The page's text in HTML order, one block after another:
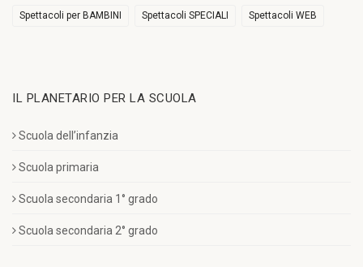
Spettacoli per BAMBINI Spettacoli SPECIALI Spettacoli WEB
IL PLANETARIO PER LA SCUOLA
Scuola dell’infanzia
Scuola primaria
Scuola secondaria 1° grado
Scuola secondaria 2° grado